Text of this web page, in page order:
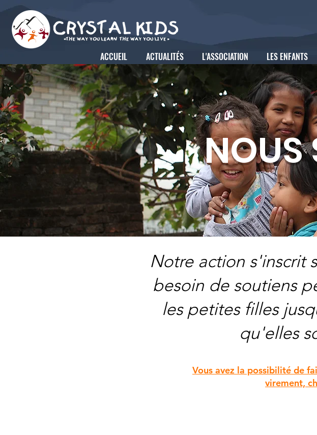
ACCUEIL ACTUALITÉS L'ASSOCIATION LES ENFANTS
NOUS
Notre action s'inscrit
besoin de soutiens
les petites filles
qu'elles
Vous avez la possibilité de
virement,